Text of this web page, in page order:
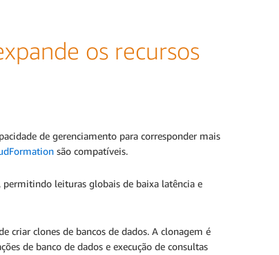
os recursos
de gerenciamento para corresponder mais
são compatíveis.
permitindo leituras globais de baixa latência e
criar clones de bancos de dados. A clonagem é
de banco de dados e execução de consultas